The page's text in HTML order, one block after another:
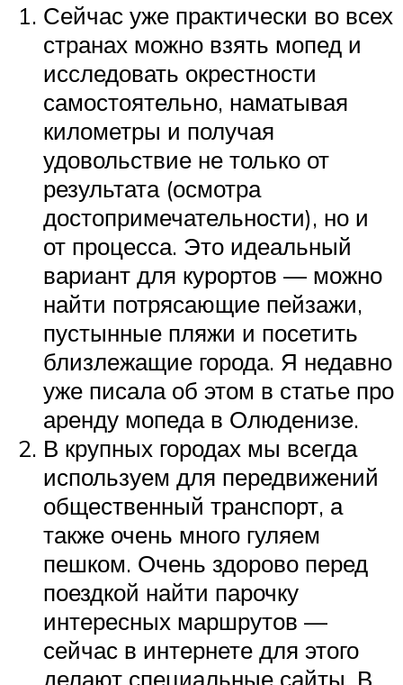
Сейчас уже практически во всех
странах можно взять мопед и
исследовать окрестности
самостоятельно, наматывая
километры и получая
удовольствие не только от
результата (осмотра
достопримечательности), но и
от процесса. Это идеальный
вариант для курортов — можно
найти потрясающие пейзажи,
пустынные пляжи и посетить
близлежащие города. Я недавно
уже писала об этом в статье про
аренду мопеда в Олюденизе.
В крупных городах мы всегда
используем для передвижений
общественный транспорт, а
также очень много гуляем
пешком. Очень здорово перед
поездкой найти парочку
интересных маршрутов —
сейчас в интернете для этого
делают специальные сайты. В